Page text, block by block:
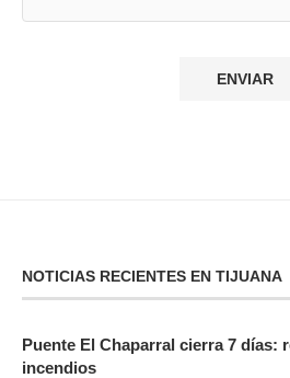
NOTICIAS RECIENTES EN TIJUANA
Puente El Chaparral cierra 7 días:
incendios